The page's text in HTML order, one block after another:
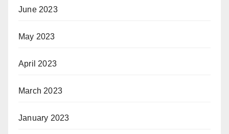
June 2023
May 2023
April 2023
March 2023
January 2023